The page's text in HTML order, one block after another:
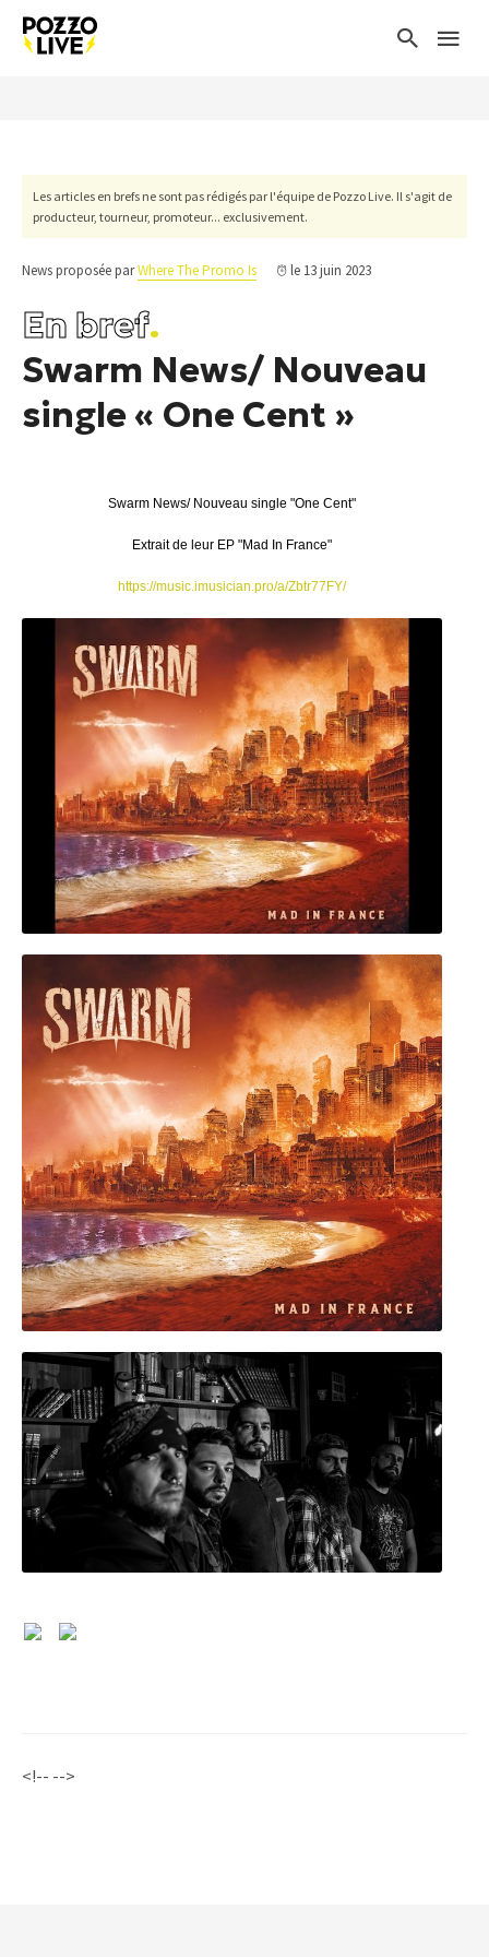
Les articles en brefs ne sont pas rédigés par l'équipe de Pozzo Live. Il s'agit de
producteur, tourneur, promoteur... exclusivement.
News proposée parWhere The Promo Is le 13 juin 2023
En bref.
Swarm News/ Nouveau
single « One Cent »
Swarm News/ Nouveau single "One Cent"
Extrait de leur EP "Mad In France"
https://music.imusician.pro/a/Zbtr77FY/
<!-- -->